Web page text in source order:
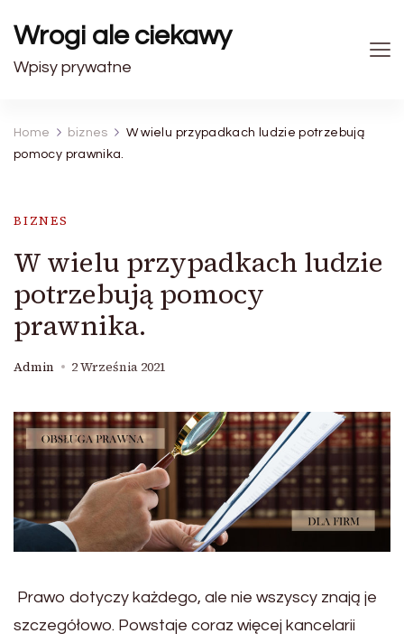
Wrogi ale ciekawy
Wpisy prywatne
Home biznes
W wielu przypadkach ludzie potrzebują
pomocy prawnika.
BIZNES
W wielu przypadkach ludzie
potrzebują pomocy
prawnika.
Admin 2 Września 2021
Prawo dotyczy każdego, ale nie wszyscy znają je
szczegółowo. Powstaje coraz więcej kancelarii